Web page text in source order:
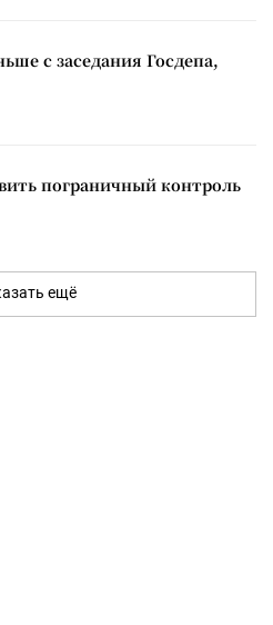
с заседания Госдепа,
пограничный контроль
ещё